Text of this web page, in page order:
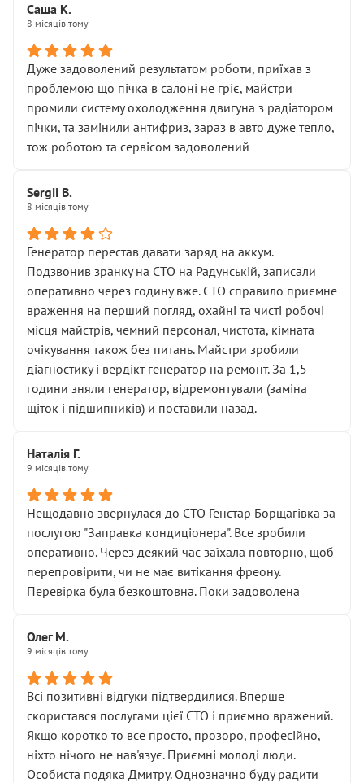
Саша К.
8 місяців тому
Дуже задоволений результатом роботи, приїхав з
проблемою що пічка в салоні не гріє, майстри
промили систему охолодження двигуна з радіатором
пічки, та замінили антифриз, зараз в авто дуже тепло,
тож роботою та сервісом задоволений
Sergii B.
8 місяців тому
Генератор перестав давати заряд на аккум.
Подзвонив зранку на СТО на Радунській, записали
оперативно через годину вже. СТО справило приємне
враження на перший погляд, охайні та чисті робочі
місця майстрів, чемний персонал, чистота, кімната
очікування також без питань. Майстри зробили
діагностику і вердікт генератор на ремонт. За 1,5
години зняли генератор, відремонтували (заміна
щіток і підшипників) и поставили назад.
Наталія Г.
9 місяців тому
Нещодавно звернулася до СТО Генстар Борщагівка за
послугою "Заправка кондиціонера". Все зробили
оперативно. Через деякий час заїхала повторно, щоб
перепровірити, чи не має витікання фреону.
Перевірка була безкоштовна. Поки задоволена
Олег М.
9 місяців тому
Всі позитивні відгуки підтвердилися. Вперше
скористався послугами цієї СТО і приємно вражений.
Якщо коротко то все просто, прозоро, професійно,
ніхто нічого не нав'язує. Приємні молоді люди.
Особиста подяка Дмитру. Однозначно буду радити